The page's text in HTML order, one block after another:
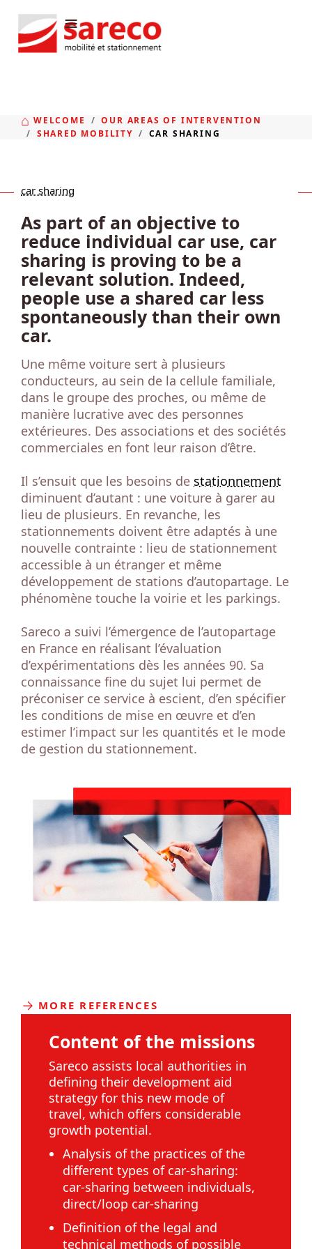
≡
WELCOME
OUR AREAS OF INTERVENTION
SHARED MOBILITY
CAR SHARING
car sharing
As part of an objective to
reduce individual car use, car
sharing is proving to be a
relevant solution. Indeed,
people use a shared car less
spontaneously than their own
car.
Une même voiture sert à plusieurs
conducteurs, au sein de la cellule familiale,
dans le groupe des proches, ou même de
manière lucrative avec des personnes
extérieures. Des associations et des sociétés
commerciales en font leur raison d’être.
Il s’ensuit que les besoins de stationnement
diminuent d’autant : une voiture à garer au
lieu de plusieurs. En revanche, les
stationnements doivent être adaptés à une
nouvelle contrainte : lieu de stationnement
accessible à un étranger et même
développement de stations d’autopartage. Le
phénomène touche la voirie et les parkings.
Sareco a suivi l’émergence de l’autopartage
en France en réalisant l’évaluation
d’expérimentations dès les années 90. Sa
connaissance fine du sujet lui permet de
préconiser ce service à escient, d’en spécifier
les conditions de mise en œuvre et d’en
estimer l’impact sur les quantités et le mode
de gestion du stationnement.
MORE REFERENCES
Content of the missions
Sareco assists local authorities in
defining their development aid
strategy for this new mode of
travel, which offers considerable
growth potential.
Analysis of the practices of the
different types of car-sharing:
car-sharing between individuals,
direct/loop car-sharing
Definition of the legal and
technical methods of possible